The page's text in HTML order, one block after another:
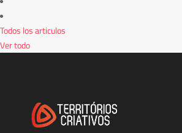
Todos los articulos
Ver todo